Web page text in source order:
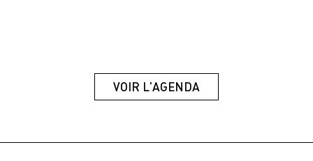
VOIR L'AGENDA